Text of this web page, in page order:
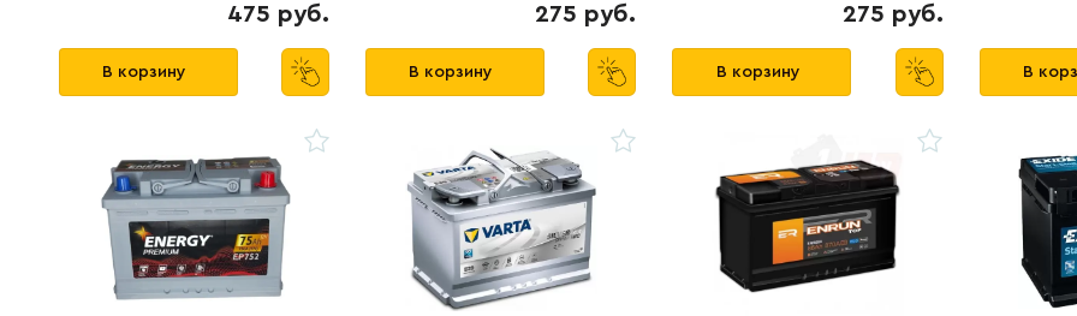
475 руб.
В корзину
275 руб.
В корзину
275 руб.
В корзину В